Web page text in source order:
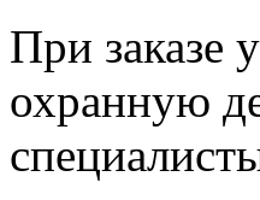
При заказе
охранную